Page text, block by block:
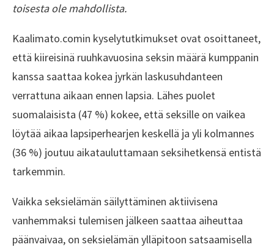
toisesta ole mahdollista.
Kaalimato.comin kyselytutkimukset ovat osoittaneet,
että kiireisinä ruuhkavuosina seksin määrä kumppanin
kanssa saattaa kokea jyrkän laskusuhdanteen
verrattuna aikaan ennen lapsia. Lähes puolet
suomalaisista (47 %) kokee, että seksille on vaikea
löytää aikaa lapsiperhearjen keskellä ja yli kolmannes
(36 %) joutuu aikatauluttamaan seksihetkensä entistä
tarkemmin.
Vaikka seksielämän säilyttäminen aktiivisena
vanhemmaksi tulemisen jälkeen saattaa aiheuttaa
päänvaivaa, on seksielämän ylläpitoon satsaamisella